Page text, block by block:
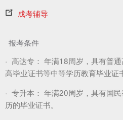
成考辅导
报考条件
· 高达专： 年满18周岁，具有普
高毕业证书等中等学历教育毕业证
· 专升本： 年满20周岁，具有国
历的毕业证书。